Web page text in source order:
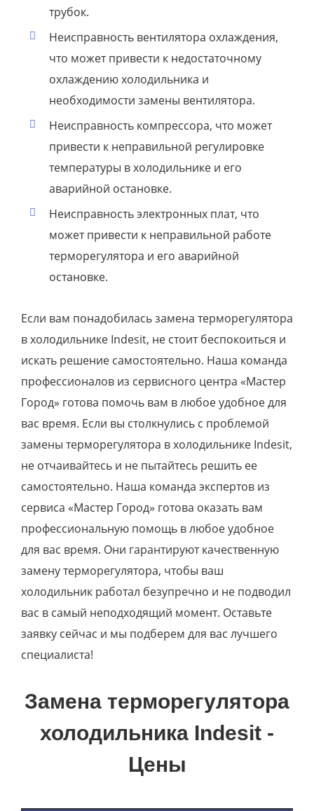
трубок.
Неисправность вентилятора охлаждения,
что может привести к недостаточному
охлаждению холодильника и
необходимости замены вентилятора.
Неисправность компрессора, что может
привести к неправильной регулировке
температуры в холодильнике и его
аварийной остановке.
Неисправность электронных плат, что
может привести к неправильной работе
терморегулятора и его аварийной
остановке.
Если вам понадобилась замена терморегулятора
в холодильнике Indesit, не стоит беспокоиться и
искать решение самостоятельно. Наша команда
профессионалов из сервисного центра «Мастер
Город» готова помочь вам в любое удобное для
вас время. Если вы столкнулись с проблемой
замены терморегулятора в холодильнике Indesit,
не отчаивайтесь и не пытайтесь решить ее
самостоятельно. Наша команда экспертов из
сервиса «Мастер Город» готова оказать вам
профессиональную помощь в любое удобное
для вас время. Они гарантируют качественную
замену терморегулятора, чтобы ваш
холодильник работал безупречно и не подводил
вас в самый неподходящий момент. Оставьте
заявку сейчас и мы подберем для вас лучшего
специалиста!
Замена терморегулятора
холодильника Indesit -
Цены